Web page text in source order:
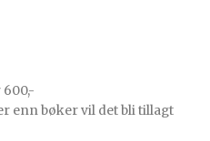
enn bøker vil det bli tillagt